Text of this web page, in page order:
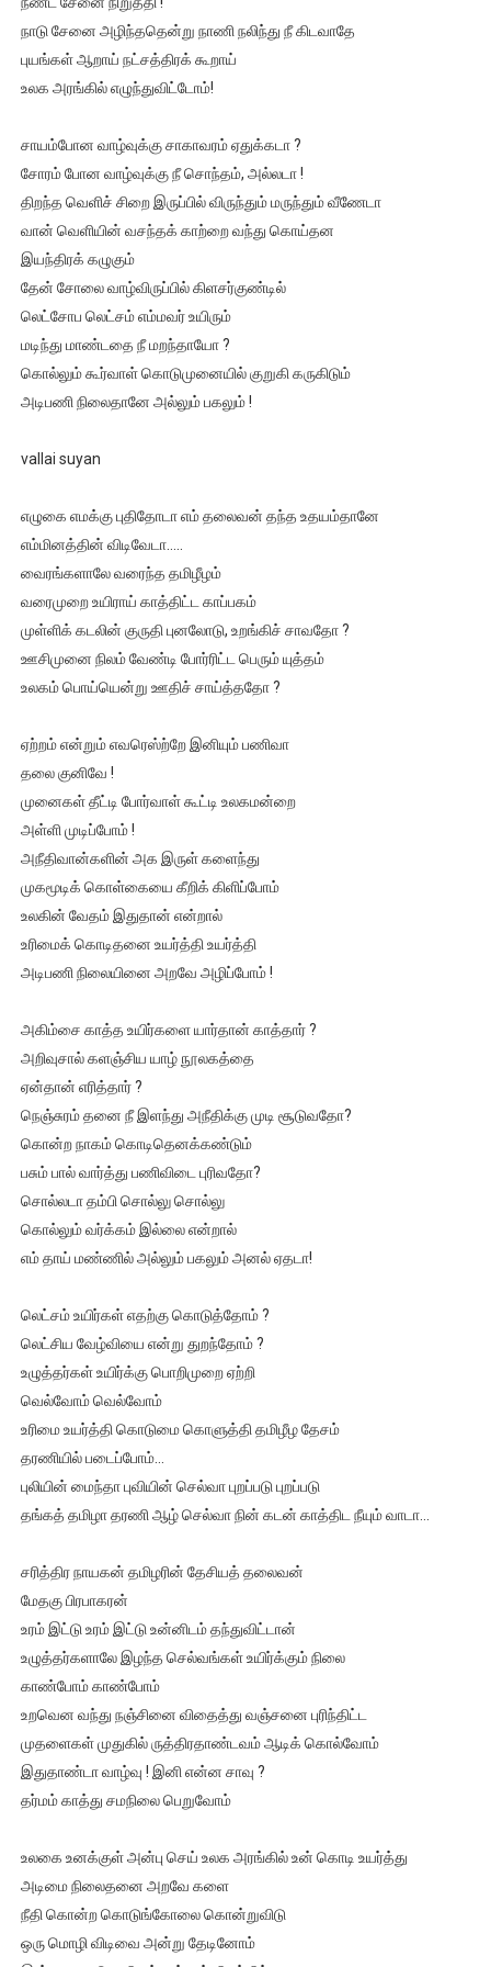
ஜனாதிபதி ஐக்கிய நாடுகளின் பொதுச் சபை கூட்டத்தில் இன்று
32 CM விநோத கன்றுக்குட்டி! (வீடியோ)
அல்வா கொடுக்கின்றது இலங்கை!
2ஆம் நாள் உக்ரைன் யுத்தம்!! எங்களைத் தனிமையில்
நாடு சேனை அழிந்ததென்று நாணி நலிந்து நீ கிடவாதே
புயங்கள் ஆறாய் நட்சத்திரக் கூறாய்
உலக அரங்கில் எழுந்துவிட்டோம்!
சாயம்போன வாழ்வுக்கு சாகாவரம் ஏதுக்கடா ?
சோரம் போன வாழ்வுக்கு நீ சொந்தம், அல்லடா !
திறந்த வெளிச் சிறை இருப்பில் விருந்தும் மருந்தும் வீணேடா
வான் வெளியின் வசந்தக் காற்றை வந்து கொய்தன
இயந்திரக் கழுகும்
தேன் சோலை வாழ்விருப்பில் கிளசர்குண்டில்
லெட்சோப லெட்சம் எம்மவர் உயிரும்
மடிந்து மாண்டதை நீ மறந்தாயோ ?
கொல்லும் கூர்வாள் கொடுமுனையில் குறுகி கருகிடும்
அடிபணி நிலைதானே அல்லும் பகலும் !
vallai suyan
எழுகை எமக்கு புதிதோடா எம் தலைவன் தந்த உதயம்தானே
எம்மினத்தின் விடிவேடா…..
வைரங்களாலே வரைந்த தமிழீழம்
வரைமுறை உயிராய் காத்திட்ட காப்பகம்
முள்ளிக் கடலின் குருதி புனலோடு, உறங்கிச் சாவதோ ?
ஊசிமுனை நிலம் வேண்டி போர்ரிட்ட பெரும் யுத்தம்
உலகம் பொய்யென்று ஊதிச் சாய்த்ததோ ?
ஏற்றம் என்றும் எவரெஸ்ற்றே இனியும் பணிவா
தலை குனிவே !
முனைகள் தீட்டி போர்வாள் கூட்டி உலகமன்றை
அள்ளி முடிப்போம் !
அநீதிவான்களின் அக இருள் களைந்து
முகமூடிக் கொள்கையை கீறிக் கிளிப்போம்
உலகின் வேதம் இதுதான் என்றால்
உரிமைக் கொடிதனை உயர்த்தி உயர்த்தி
அடிபணி நிலையினை அறவே அழிப்போம் !
அகிம்சை காத்த உயிர்களை யார்தான் காத்தார் ?
அறிவுசால் களஞ்சிய யாழ் நூலகத்தை
ஏன்தான் எரித்தார் ?
நெஞ்சுரம் தனை நீ இளந்து அநீதிக்கு முடி சூடுவதோ?
கொன்ற நாகம் கொடிதெனக்கண்டும்
பசும் பால் வார்த்து பணிவிடை புரிவதோ?
சொல்லடா தம்பி சொல்லு சொல்லு
கொல்லும் வர்க்கம் இல்லை என்றால்
எம் தாய் மண்ணில் அல்லும் பகலும் அனல் ஏதடா!
லெட்சம் உயிர்கள் எதற்கு கொடுத்தோம் ?
லெட்சிய வேழ்வியை என்று துறந்தோம் ?
உழுத்தர்கள் உயிர்க்கு பொறிமுறை ஏற்றி
வெல்வோம் வெல்வோம்
உரிமை உயர்த்தி கொடுமை கொளுத்தி தமிழீழ தேசம்
தரணியில் படைப்போம்…
புலியின் மைந்தா புவியின் செல்வா புறப்படு புறப்படு
தங்கத் தமிழா தரணி ஆழ் செல்வா நின் கடன் காத்திட நீயும் வாடா…
சரித்திர நாயகன் தமிழரின் தேசியத் தலைவன்
மேதகு பிரபாகரன்
உரம் இட்டு உரம் இட்டு உன்னிடம் தந்துவிட்டான்
உழுத்தர்களாலே இழந்த செல்வங்கள் உயிர்க்கும் நிலை
காண்போம் காண்போம்
உறவென வந்து நஞ்சினை விதைத்து வஞ்சனை புரிந்திட்ட
முதளைகள் முதுகில் ருத்திரதாண்டவம் ஆடிக் கொல்வோம்
இதுதாண்டா வாழ்வு ! இனி என்ன சாவு ?
தர்மம் காத்து சமநிலை பெறுவோம்
உலகை உனக்குள் அன்பு செய் உலக அரங்கில் உன் கொடி உயர்த்து
அடிமை நிலைதனை அறவே களை
நீதி கொன்ற கொடுங்கோலை கொன்றுவிடு
ஒரு மொழி விடிவை அன்று தேடினோம்